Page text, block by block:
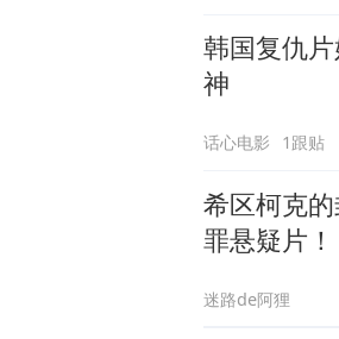
韩国复仇
神
话心电影 1跟贴
希区柯克
罪悬疑片！
迷路de阿狸